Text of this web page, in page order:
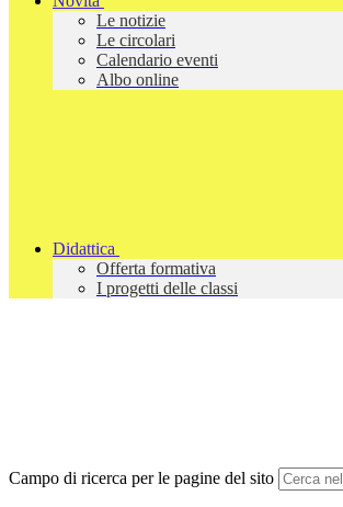
Le notizie
Le circolari
Calendario eventi
Albo online
Didattica
Offerta formativa
I progetti delle classi
Campo di ricerca per le pagine del sito